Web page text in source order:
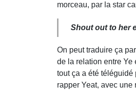
morceau, par la star
Shout out to her
On peut traduire ça par
de la relation entre Ye
tout ça a été téléguidé
rapper Yeat, avec